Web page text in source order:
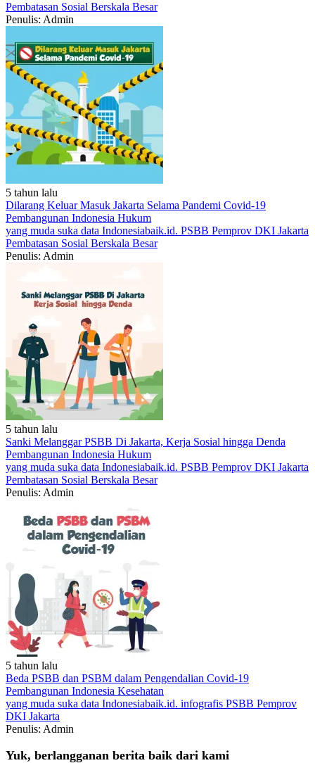
Pembatasan Sosial Berskala Besar
Penulis: Admin
5 tahun lalu
Dilarang Keluar Masuk Jakarta Selama Pandemi Covid-19
Pembangunan Indonesia Hukum
yang muda suka data Indonesiabaik.id. PSBB Pemprov DKI Jakarta
Pembatasan Sosial Berskala Besar
Penulis: Admin
5 tahun lalu
Sanki Melanggar PSBB Di Jakarta, Kerja Sosial hingga Denda
Pembangunan Indonesia Hukum
yang muda suka data Indonesiabaik.id. PSBB Pemprov DKI Jakarta
Pembatasan Sosial Berskala Besar
Penulis: Admin
5 tahun lalu
Beda PSBB dan PSBM dalam Pengendalian Covid-19
Pembangunan Indonesia Kesehatan
yang muda suka data Indonesiabaik.id. infografis PSBB Pemprov
DKI Jakarta
Penulis: Admin
Yuk, berlangganan berita baik dari kami